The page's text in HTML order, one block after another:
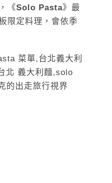
《Solo Pasta》最
限定料理，會依季